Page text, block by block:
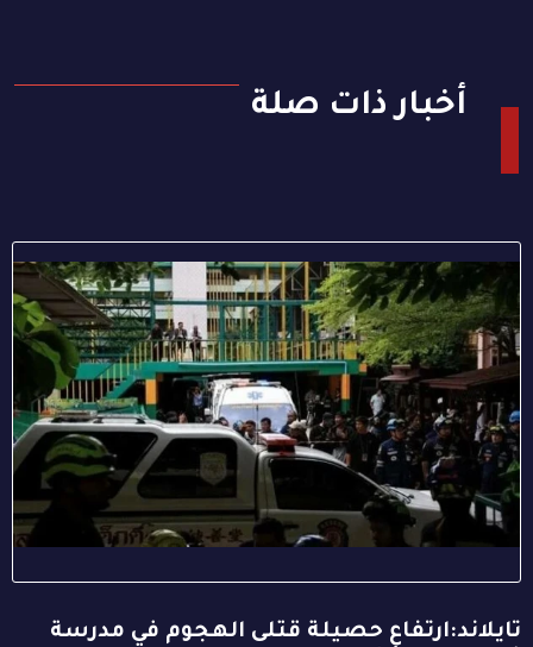
أخبار ذات صلة
تايلاند:ارتفاع حصيلة قتلى الهجوم في مدرسة